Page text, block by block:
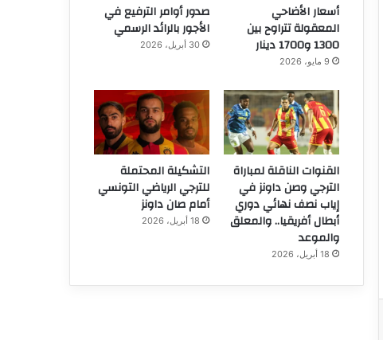
أسعار الأضاحي
المعقولة تتراوح بين
1300 و1700 دينار
9 مايو، 2026
صدور أوامر الترفيع في
الأجور بالرائد الرسمي
30 أبريل، 2026
القنوات الناقلة لمباراة
الترجي وصن داونز في
إياب نصف نهائي دوري
أبطال أفريقيا.. والمعلق
والموعد
18 أبريل، 2026
التشكيلة المحتملة
للترجي الرياضي التونسي
أمام صان داونز
18 أبريل، 2026